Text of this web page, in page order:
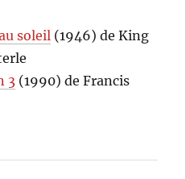
soleil (1946) de King
3 (1990) de Francis